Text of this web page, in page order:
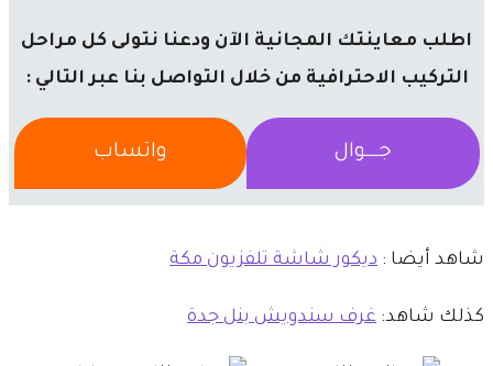
اطلب معاينتك المجانية الآن ودعنا نتولى كل مراحل
التركيب الاحترافية من خلال التواصل بنا عبر التالي :
جــــوال واتساب
شاهد أيضا : ديكور شاشة تلفزيون مكة
كذلك شاهد: غرف سندويش بنل جدة